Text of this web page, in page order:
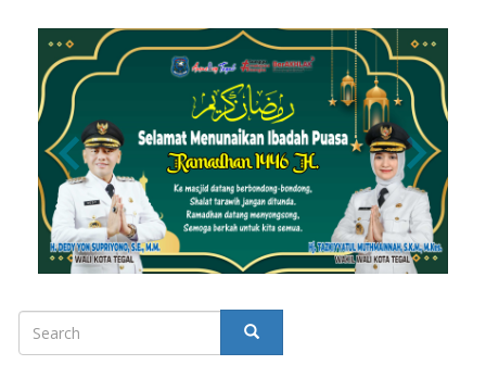
Search
SEARCH